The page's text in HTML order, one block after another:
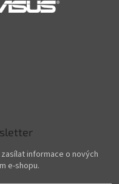
informace o nových
e-shopu.